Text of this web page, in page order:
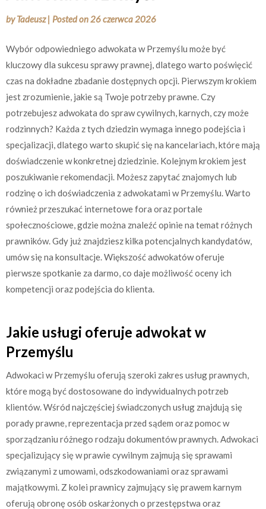
byTadeusz | Posted on26 czerwca 2026
Wybór odpowiedniego adwokata w Przemyślu może być
kluczowy dla sukcesu sprawy prawnej, dlatego warto poświęcić
czas na dokładne zbadanie dostępnych opcji. Pierwszym krokiem
jest zrozumienie, jakie są Twoje potrzeby prawne. Czy
potrzebujesz adwokata do spraw cywilnych, karnych, czy może
rodzinnych? Każda z tych dziedzin wymaga innego podejścia i
specjalizacji, dlatego warto skupić się na kancelariach, które mają
doświadczenie w konkretnej dziedzinie. Kolejnym krokiem jest
poszukiwanie rekomendacji. Możesz zapytać znajomych lub
rodzinę o ich doświadczenia z adwokatami w Przemyślu. Warto
również przeszukać internetowe fora oraz portale
społecznościowe, gdzie można znaleźć opinie na temat różnych
prawników. Gdy już znajdziesz kilka potencjalnych kandydatów,
umów się na konsultacje. Większość adwokatów oferuje
pierwsze spotkanie za darmo, co daje możliwość oceny ich
kompetencji oraz podejścia do klienta.
Jakie usługi oferuje adwokat w
Przemyślu
Adwokaci w Przemyślu oferują szeroki zakres usług prawnych,
które mogą być dostosowane do indywidualnych potrzeb
klientów. Wśród najczęściej świadczonych usług znajdują się
porady prawne, reprezentacja przed sądem oraz pomoc w
sporządzaniu różnego rodzaju dokumentów prawnych. Adwokaci
specjalizujący się w prawie cywilnym zajmują się sprawami
związanymi z umowami, odszkodowaniami oraz sprawami
majątkowymi. Z kolei prawnicy zajmujący się prawem karnym
oferują obronę osób oskarżonych o przestępstwa oraz